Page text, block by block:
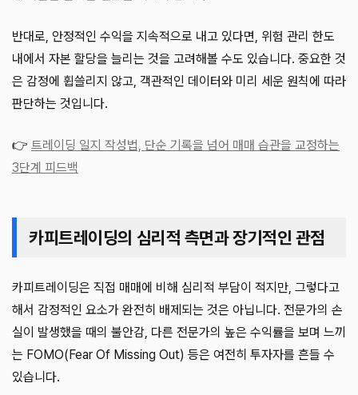
반대로, 안정적인 수익을 지속적으로 내고 있다면, 위험 관리 한도
내에서 자본 할당을 늘리는 것을 고려해볼 수도 있습니다. 중요한 것
은 감정에 휩쓸리지 않고, 객관적인 데이터와 미리 세운 원칙에 따라
판단하는 것입니다.
👉 트레이딩 일지 작성법, 단순 기록을 넘어 매매 습관을 교정하는
3단계 피드백
카피트레이딩의 심리적 측면과 장기적인 관점
카피트레이딩은 직접 매매에 비해 심리적 부담이 적지만, 그렇다고
해서 감정적인 요소가 완전히 배제되는 것은 아닙니다. 전문가의 손
실이 발생했을 때의 불안감, 다른 전문가의 높은 수익률을 보며 느끼
는 FOMO(Fear Of Missing Out) 등은 여전히 투자자를 흔들 수
있습니다.